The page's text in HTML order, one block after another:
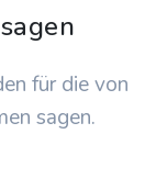
sagen
für die von
sagen.